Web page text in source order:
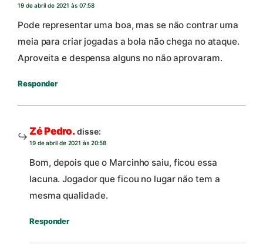
19 de abril de 2021 às 07:58
Pode representar uma boa, mas se não contrar uma
meia para criar jogadas a bola não chega no ataque.
Aproveita e despensa alguns no não aprovaram.
Responder
Zé Pedro.disse:
19 de abril de 2021 às 20:58
Bom, depois que o Marcinho saiu, ficou essa
lacuna. Jogador que ficou no lugar não tem a
mesma qualidade.
Responder